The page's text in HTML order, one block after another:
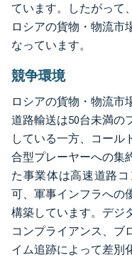
ています。したがって
ロシアの貨物・物流市
なっています。
競争環境
ロシアの貨物・物流市
道路輸送は50台未満の
している一方、コール
合型プレーヤーへの集
た事業体は高速道路
可、軍事インフラへの
構築しています。デジ
コンプライアンス、ブ
イム追跡によって差別